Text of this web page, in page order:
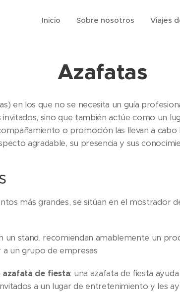
Inicio Sobre nosotros Viajes
Azafatas
en los que no se necesita un guía
sino que también actúe como un
o promoción las llevan a cabo
agradable, su presencia y sus
más grandes, se sitúan en el mostrador
un stand, recomiendan amablemente un
un grupo de empresas
de fiesta: una azafata de fiesta
a un lugar de entretenimiento y les